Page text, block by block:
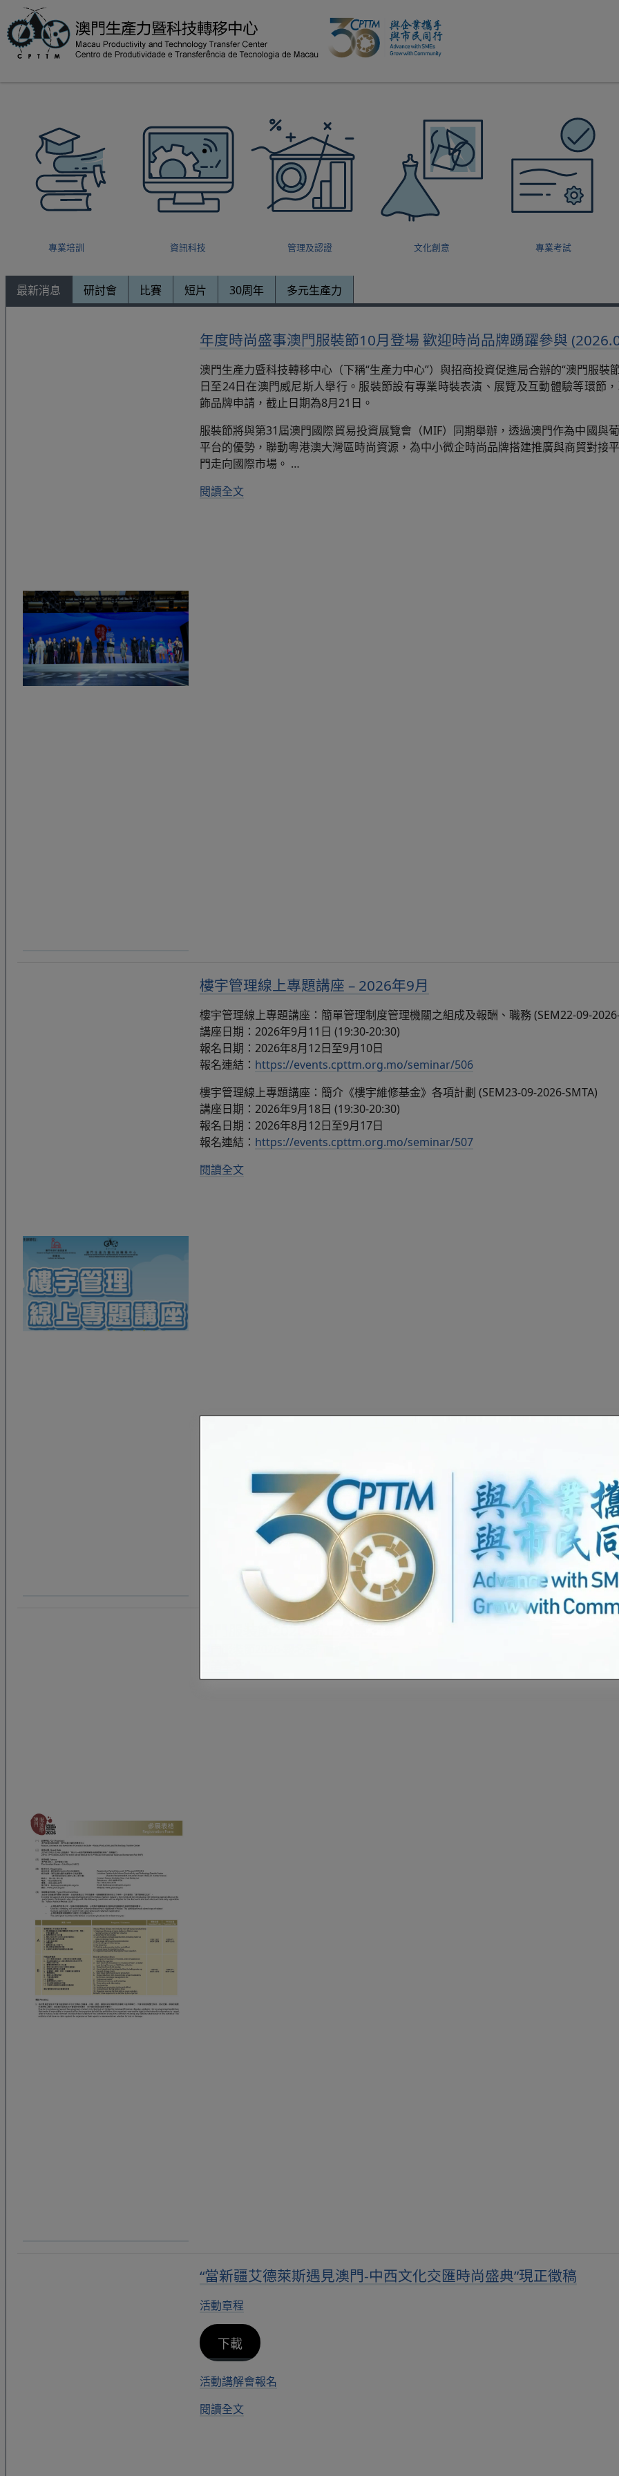
專業培訓 資訊科技 管理及認證 文化創意 專業考試
最新消息
年度時尚盛事澳門服裝節10月登場 歡迎時尚品牌踴躍參與
澳門生產力暨科技轉移中心（下稱“生產力中心”）與招商投資促進局合辦的“澳門服裝
日至24日在澳門威尼斯人舉行。服裝節設有專業時裝表演、展覽及互動體驗等環節
飾品牌申請，截止日期為8月21日。
服裝節將與第31屆澳門國際貿易投資展覽會（MIF）同期舉辦，透過澳門作為中國與
平台的優勢，聯動粵港澳大灣區時尚資源，為中小微企時尚品牌搭建推廣與商貿對接
門走向國際市場。 …
閱讀全文
樓宇管理線上專題講座 – 2026年9月
樓宇管理線上專題講座：簡單管理制度管理機關之組成及報酬、職務 (SEM22-09-
講座日期：2026年9月11日 (19:30-20:30)
報名日期：2026年8月12日至9月10日
報名連結： https://events.cpttm.org.mo/seminar/506
樓宇管理線上專題講座：簡介《樓宇維修基金》各項計劃 (SEM23-09-2026-SMTA)
講座日期：2026年9月18日 (19:30-20:30)
報名日期：2026年8月12日至9月17日
報名連結： https://events.cpttm.org.mo/seminar/507
閱讀全文
澳門服裝節2026-現正公開招募
“當新疆艾德萊斯遇見澳門-中西文化交匯時尚盛典”現正徵稿
活動章程
下載
活動講解會報名
閱讀全文
研討會 比賽 短片 30周年 多元生產力